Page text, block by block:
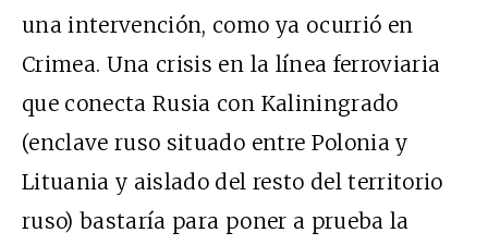
una intervención, como ya ocurrió en
Crimea. Una crisis en la línea ferroviaria
que conecta Rusia con Kaliningrado
(enclave ruso situado entre Polonia y
Lituania y aislado del resto del territorio
ruso) bastaría para poner a prueba la